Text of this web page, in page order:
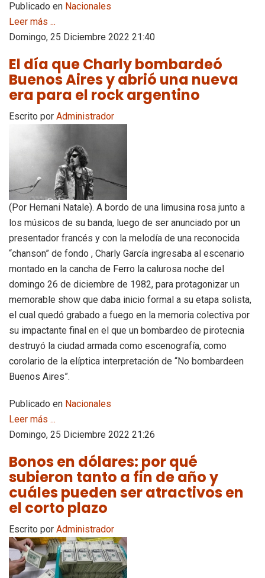
Publicado en Nacionales
Leer más ...
Domingo, 25 Diciembre 2022 21:40
El día que Charly bombardeó
Buenos Aires y abrió una nueva
era para el rock argentino
Escrito por Administrador
(Por Hernani Natale). A bordo de una limusina rosa junto a
los músicos de su banda, luego de ser anunciado por un
presentador francés y con la melodía de una reconocida
“chanson” de fondo , Charly García ingresaba al escenario
montado en la cancha de Ferro la calurosa noche del
domingo 26 de diciembre de 1982, para protagonizar un
memorable show que daba inicio formal a su etapa solista,
el cual quedó grabado a fuego en la memoria colectiva por
su impactante final en el que un bombardeo de pirotecnia
destruyó la ciudad armada como escenografía, como
corolario de la elíptica interpretación de “No bombardeen
Buenos Aires”.
Publicado en Nacionales
Leer más ...
Domingo, 25 Diciembre 2022 21:26
Bonos en dólares: por qué
subieron tanto a fin de año y
cuáles pueden ser atractivos en
el corto plazo
Escrito por Administrador